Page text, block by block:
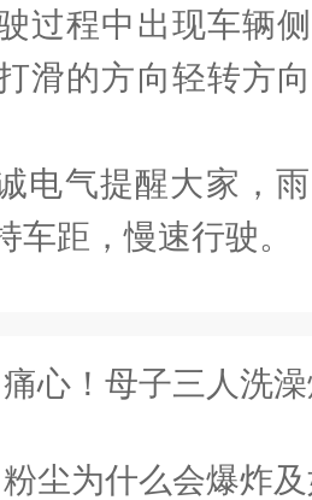
过程中出现车辆
滑的方向轻转方
电气提醒大家，
车距，慢速行驶。
痛心！母子三人洗澡煤气中毒身
粉尘为什么会爆炸及如